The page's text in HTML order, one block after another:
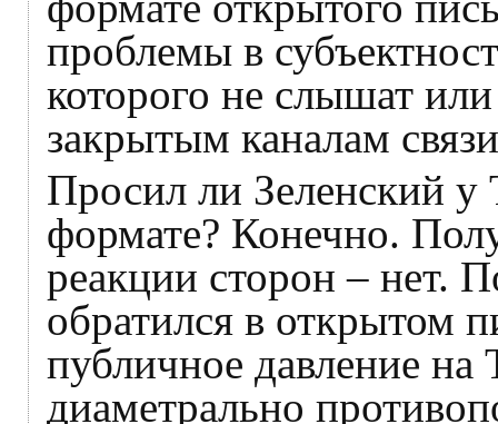
проблемы в
которого не слышат
закрытым каналам
Просил ли Зеленский
формате? Конечно.
реакции сторон – нет.
обратился в открытом
публичное давление
диаметрально